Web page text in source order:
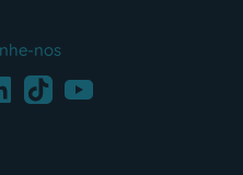
nos
TikTokYoutube